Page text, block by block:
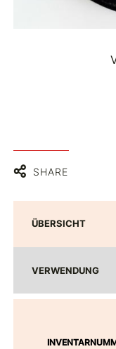
SHARE
ÜBERSICHT
VERWENDUNG